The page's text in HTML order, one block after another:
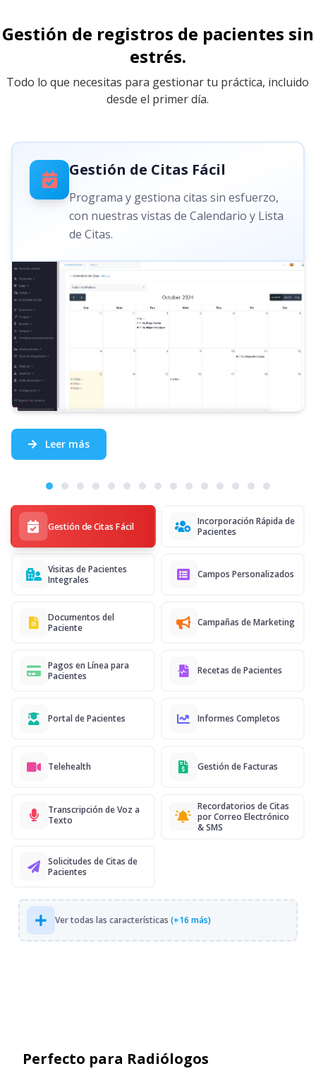
Gestión de registros de pacientes sin
estrés.
Todo lo que necesitas para gestionar tu práctica, incluido
desde el primer día.
Gestión de Citas Fácil
Incorporación Rápida de
Pacientes
Visitas de Pacientes
Integrales
Campos Personalizados
Documentos del
Paciente
Campañas de Marketing
Pagos en Línea para
Pacientes
Recetas de Pacientes
Portal de Pacientes Informes Completos
Telehealth Gestión de Facturas
Transcripción de Voz a
Texto
Recordatorios de Citas
por Correo Electrónico
& SMS
Solicitudes de Citas de
Pacientes
Ver todas las características (+16 más)
Gestión de Citas Fácil
Programa y gestiona citas sin esfuerzo,
con nuestras vistas de Calendario y Lista
de Citas.
Leer más
Perfecto para Radiólogos